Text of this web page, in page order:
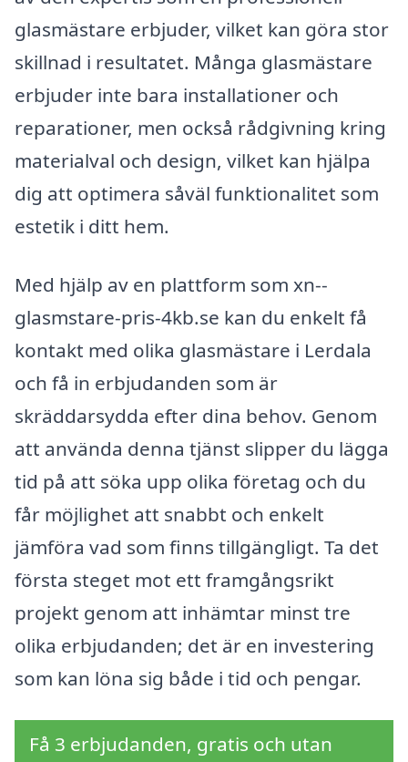
glasmästare erbjuder, vilket kan göra stor
skillnad i resultatet. Många glasmästare
erbjuder inte bara installationer och
reparationer, men också rådgivning kring
materialval och design, vilket kan hjälpa
dig att optimera såväl funktionalitet som
estetik i ditt hem.
Med hjälp av en plattform som xn--
glasmstare-pris-4kb.se kan du enkelt få
kontakt med olika glasmästare i Lerdala
och få in erbjudanden som är
skräddarsydda efter dina behov. Genom
att använda denna tjänst slipper du lägga
tid på att söka upp olika företag och du
får möjlighet att snabbt och enkelt
jämföra vad som finns tillgängligt. Ta det
första steget mot ett framgångsrikt
projekt genom att inhämtar minst tre
olika erbjudanden; det är en investering
som kan löna sig både i tid och pengar.
Få 3 erbjudanden, gratis och utan